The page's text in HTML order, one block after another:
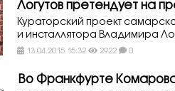
Логутов претендует на
Кураторский проект
и инсталлятора Владимира
13.04.2015 15:32 2922 0
Во Франкфурте